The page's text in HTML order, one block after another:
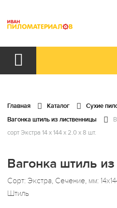
Главная Каталог Сухие
Вагонка штиль из лиственницы
сорт Экстра 14 x 144 x 2.0 x 8 шт.
Вагонка штиль
Сорт: Экстра, Сечение, мм:
Штиль